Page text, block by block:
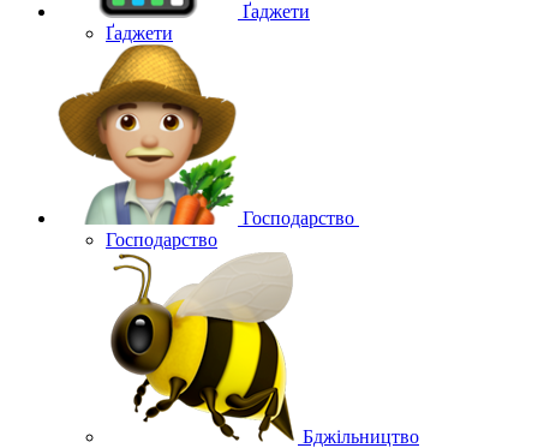
Ґаджети
Ґаджети
Господарство
Господарство
Бджільництво